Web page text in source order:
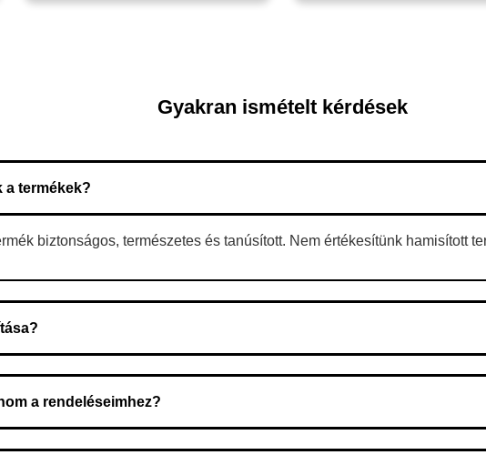
Gyakran ismételt kérdések
a termékek?
biztonságos, természetes és tanúsított. Nem értékesítünk hamisított
a rendeléseimhez?